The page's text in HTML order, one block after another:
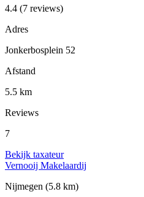
4.4 (7 reviews)
Adres
Jonkerbosplein 52
Afstand
5.5 km
Reviews
7
Bekijk taxateur
Vernooij Makelaardij
Nijmegen (5.8 km)